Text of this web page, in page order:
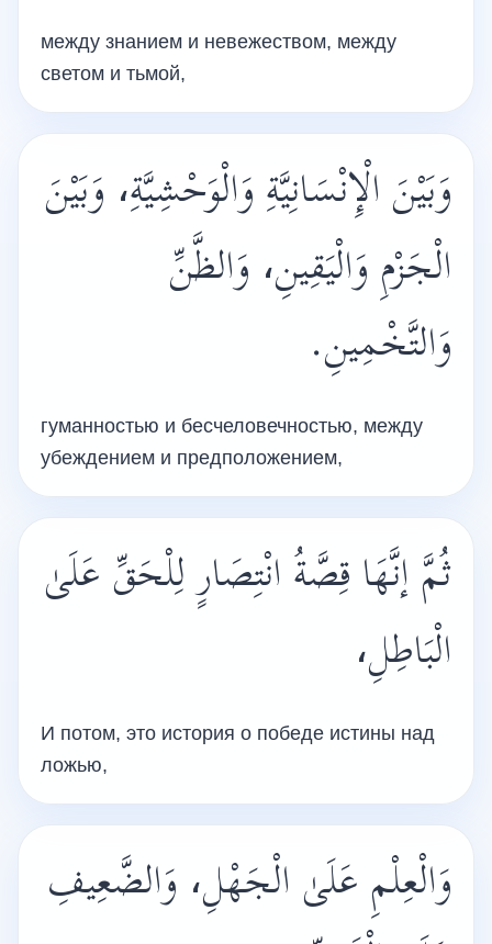
между знанием и невежеством, между
светом и тьмой,
وَبَيْنَ الْإِنْسَانِيَّةِ وَالْوَحْشِيَّةِ، وَبَيْنَ
الْجَزْمِ وَالْيَقِينِ، وَالظَّنِّ
وَالتَّخْمِينِ.
гуманностью и бесчеловечностью, между
убеждением и предположением,
ثُمَّ إنَّهَا قِصَّةُ انْتِصَارٍ لِلْحَقِّ عَلَىٰ
الْبَاطِلِ،
И потом, это история о победе истины над
ложью,
وَالْعِلْمِ عَلَىٰ الْجَهْلِ، وَالضَّعِيفِ